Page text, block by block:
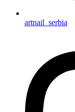
artnail_serbia